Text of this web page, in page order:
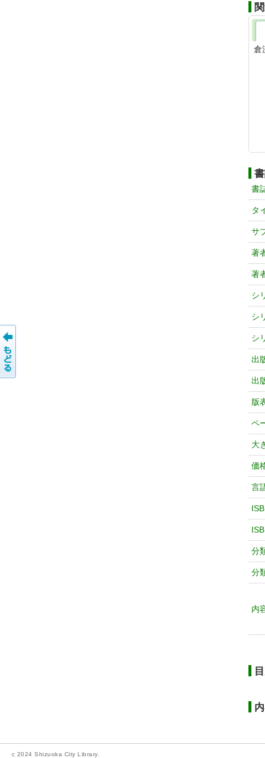
倉
書
タ
サ
著
著
シ
シ
シ
出
出
版
ペ
大
価
言
分
分
内
c 2024 Shizuoka City Library.